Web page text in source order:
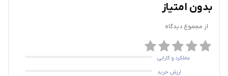
بدون امتیاز
از مجموع دیدگاه
عملکرد و کارایی
ارزش خرید